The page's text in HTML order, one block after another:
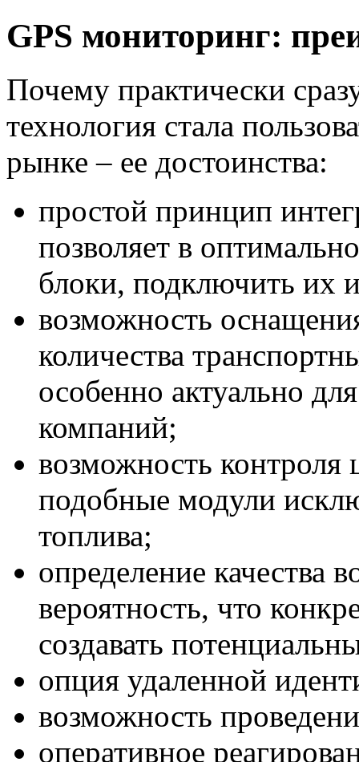
GPS мониторинг:
Почему практически
технология стала
рынке – ее достоинства:
простой принцип
позволяет в
блоки, подключить их
возможность
количества
особенно актуально
компаний;
возможность контроля
подобные модули
топлива;
определение качества
вероятность, что
создавать
опция удаленной
возможность
оперативное